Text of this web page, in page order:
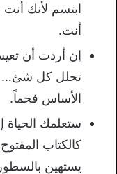
ابتسم لأنك
أنت.
إن أردت أن
تحلل كل شئ…
الأساس فحماً.
ستعلمك الحياة
كالكتاب
يستهين